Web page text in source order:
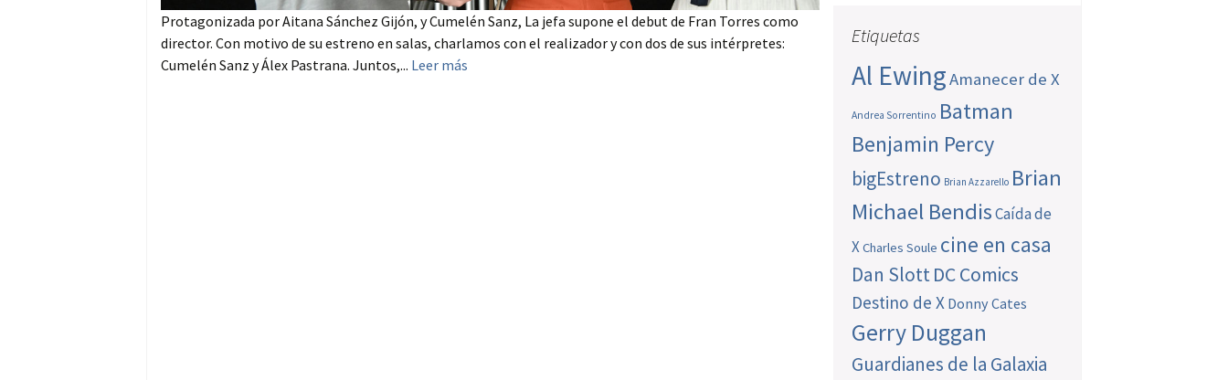
Protagonizada por Aitana Sánchez Gijón, y Cumelén Sanz, La jefa supone el debut de Fran Torres como
director. Con motivo de su estreno en salas, charlamos con el realizador y con dos de sus intérpretes:
Cumelén Sanz y Álex Pastrana. Juntos,... Leer más
Etiquetas
Al EwingAmanecer de X
Andrea Sorrentino Batman
Benjamin Percy
bigEstreno Brian Azzarello Brian
Michael BendisCaída de
XCharles Soule cine en casa
Dan SlottDC Comics
Destino de X Donny Cates
Gerry Duggan
Guardianes de la Galaxia